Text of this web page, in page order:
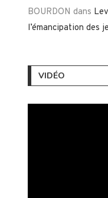
BOURDON dans
l’émancipation des
VIDÉO